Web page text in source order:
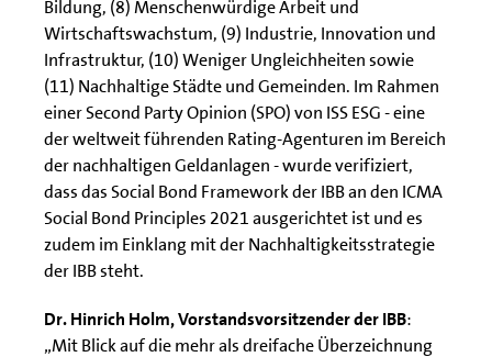
Bildung, (8) Menschenwürdige Arbeit und
Wirtschaftswachstum, (9) Industrie, Innovation und
Infrastruktur, (10) Weniger Ungleichheiten sowie
(11) Nachhaltige Städte und Gemeinden. Im Rahmen
einer Second Party Opinion (SPO) von ISS ESG - eine
der weltweit führenden Rating-Agenturen im Bereich
der nachhaltigen Geldanlagen - wurde verifiziert,
dass das Social Bond Framework der IBB an den ICMA
Social Bond Principles 2021 ausgerichtet ist und es
zudem im Einklang mit der Nachhaltigkeitsstrategie
der IBB steht.
Dr. Hinrich Holm, Vorstandsvorsitzender der IBB:
„Mit Blick auf die mehr als dreifache Überzeichnung